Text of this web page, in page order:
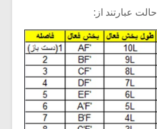
عبارتند از: